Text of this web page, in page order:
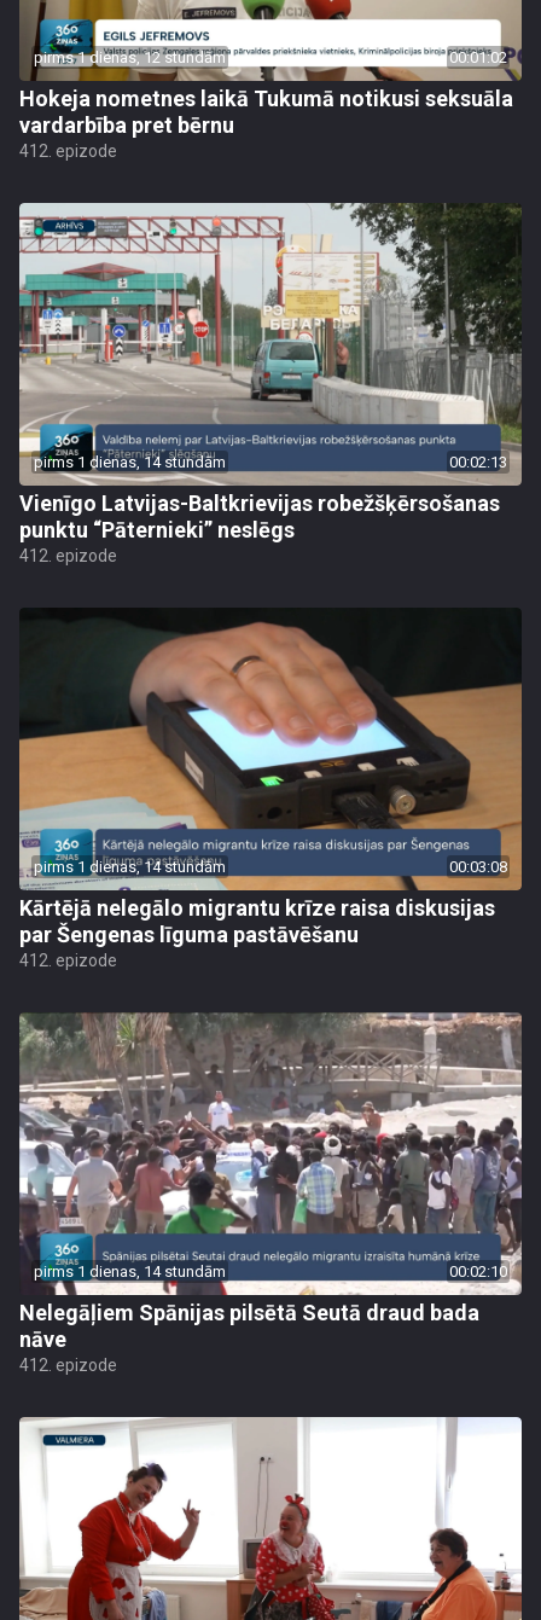
pirms 1 dienas, 12 stundām 00:01:02
Hokeja nometnes laikā Tukumā notikusi seksuāla
vardarbība pret bērnu
412. epizode
pirms 1 dienas, 14 stundām 00:02:13
Vienīgo Latvijas-Baltkrievijas robežšķērsošanas
punktu “Pāternieki” neslēgs
412. epizode
pirms 1 dienas, 14 stundām 00:03:08
Kārtējā nelegālo migrantu krīze raisa diskusijas
par Šengenas līguma pastāvēšanu
412. epizode
pirms 1 dienas, 14 stundām 00:02:10
Nelegāļiem Spānijas pilsētā Seutā draud bada
nāve
412. epizode